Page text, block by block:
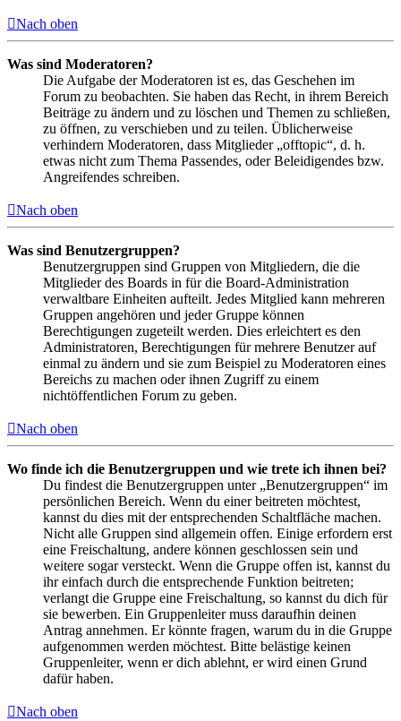
Nach oben
Was sind Moderatoren?
Die Aufgabe der Moderatoren ist es, das Geschehen im
Forum zu beobachten. Sie haben das Recht, in ihrem Bereich
Beiträge zu ändern und zu löschen und Themen zu schließen,
zu öffnen, zu verschieben und zu teilen. Üblicherweise
verhindern Moderatoren, dass Mitglieder „offtopic“, d. h.
etwas nicht zum Thema Passendes, oder Beleidigendes bzw.
Angreifendes schreiben.
Nach oben
Was sind Benutzergruppen?
Benutzergruppen sind Gruppen von Mitgliedern, die die
Mitglieder des Boards in für die Board-Administration
verwaltbare Einheiten aufteilt. Jedes Mitglied kann mehreren
Gruppen angehören und jeder Gruppe können
Berechtigungen zugeteilt werden. Dies erleichtert es den
Administratoren, Berechtigungen für mehrere Benutzer auf
einmal zu ändern und sie zum Beispiel zu Moderatoren eines
Bereichs zu machen oder ihnen Zugriff zu einem
nichtöffentlichen Forum zu geben.
Nach oben
Wo finde ich die Benutzergruppen und wie trete ich ihnen bei?
Du findest die Benutzergruppen unter „Benutzergruppen“ im
persönlichen Bereich. Wenn du einer beitreten möchtest,
kannst du dies mit der entsprechenden Schaltfläche machen.
Nicht alle Gruppen sind allgemein offen. Einige erfordern erst
eine Freischaltung, andere können geschlossen sein und
weitere sogar versteckt. Wenn die Gruppe offen ist, kannst du
ihr einfach durch die entsprechende Funktion beitreten;
verlangt die Gruppe eine Freischaltung, so kannst du dich für
sie bewerben. Ein Gruppenleiter muss daraufhin deinen
Antrag annehmen. Er könnte fragen, warum du in die Gruppe
aufgenommen werden möchtest. Bitte belästige keinen
Gruppenleiter, wenn er dich ablehnt, er wird einen Grund
dafür haben.
Nach oben